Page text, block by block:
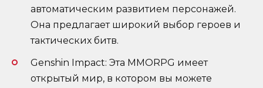
автоматическим развитием персонажей.
Она предлагает широкий выбор героев и
тактических битв.
Genshin Impact: Эта MMORPG имеет
открытый мир, в котором вы можете